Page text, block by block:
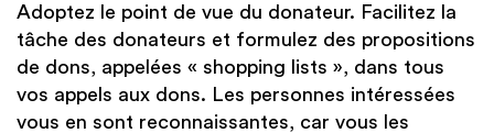
Adoptez le point de vue du donateur. Facilitez la
tâche des donateurs et formulez des propositions
de dons, appelées « shopping lists », dans tous
vos appels aux dons. Les personnes intéressées
vous en sont reconnaissantes, car vous les